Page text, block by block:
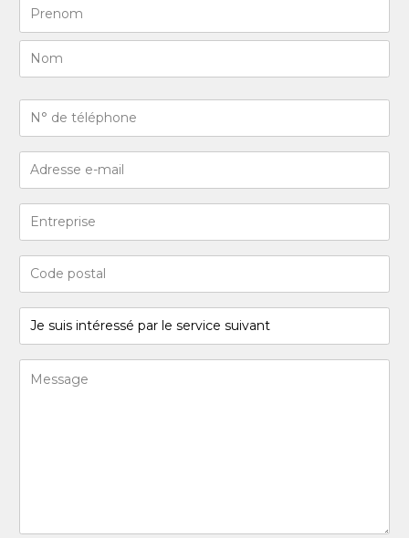
Naam
First
N°
de
téléphone
(Required)
Adresse
e-
mail
(Required)
Entreprise
Code
postal
(Required)
Je
suis
intéressé
par
(Required)